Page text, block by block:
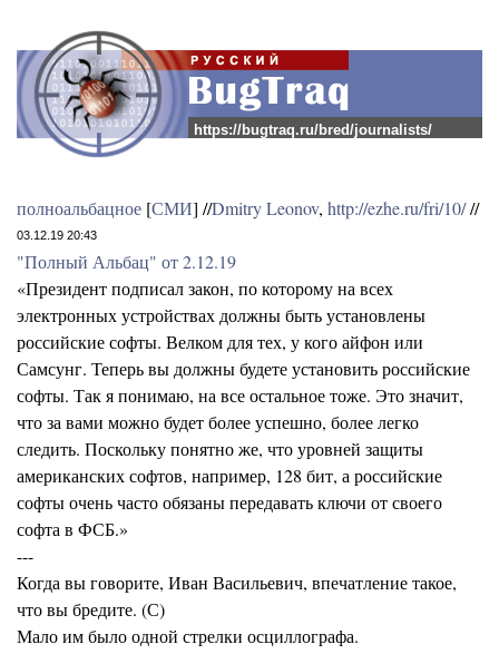
https://bugtraq.ru/bred/journalists/
полноальбацное [СМИ] //Dmitry Leonov, http://ezhe.ru/fri/10///
03.12.19 20:43
"Полный Альбац" от 2.12.19
«Президент подписал закон, по которому на всех
электронных устройствах должны быть установлены
российские софты. Велком для тех, у кого айфон или
Самсунг. Теперь вы должны будете установить российские
софты. Так я понимаю, на все остальное тоже. Это значит,
что за вами можно будет более успешно, более легко
следить. Поскольку понятно же, что уровней защиты
американских софтов, например, 128 бит, а российские
софты очень часто обязаны передавать ключи от своего
софта в ФСБ.»
---
Когда вы говорите, Иван Васильевич, впечатление такое,
что вы бредите. (С)
Мало им было одной стрелки осциллографа.